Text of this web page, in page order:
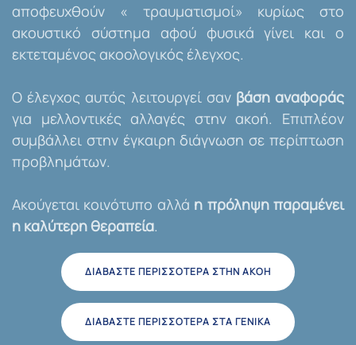
αποφευχθούν « τραυματισμοί» κυρίως στο
ακουστικό σύστημα αφού φυσικά γίνει και ο
εκτεταμένος ακοολογικός έλεγχος.
Ο έλεγχος αυτός λειτουργεί σαν βάση αναφοράς
για μελλοντικές αλλαγές στην ακοή. Επιπλέον
συμβάλλει στην έγκαιρη διάγνωση σε περίπτωση
προβλημάτων.
Ακούγεται κοινότυπο αλλά η πρόληψη παραμένει
η καλύτερη θεραπεία.
ΔΙΑΒΆΣΤΕ ΠΕΡΙΣΣΌΤΕΡΑ ΣΤΗΝ ΑΚΟΉ
ΔΙΑΒΆΣΤΕ ΠΕΡΙΣΣΌΤΕΡΑ ΣΤΑ ΓΕΝΙΚΆ